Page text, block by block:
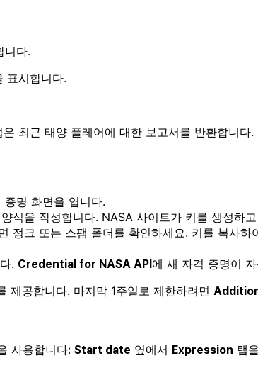
니다.
표시합니다.
최근 태양 플레어에 대한 보고서를 반환합니
명 화면을 엽니다.
식을 작성합니다. NASA 사이트가 키를 생성하
정크 또는 스팸 폴더를 확인하세요. 키를 복사하
. Credential for NASA API 에 새 자격 증명이
제공합니다. 마지막 1주일로 제한하려면
사용합니다: Start date 옆에서 Expression 탭